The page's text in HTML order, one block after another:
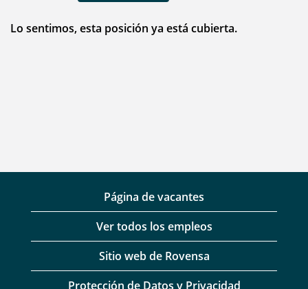
Lo sentimos, esta posición ya está cubierta.
Página de vacantes
Ver todos los empleos
Sitio web de Rovensa
Protección de Datos y Privacidad